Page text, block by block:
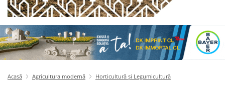
Acasă Agricultura modernă Horticultură și Legumicultură